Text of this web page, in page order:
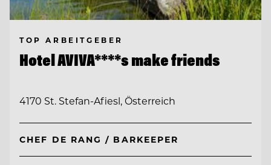
TOP ARBEITGEBER
Hotel AVIVA****s make friends
4170 St. Stefan-Afiesl, Österreich
CHEF DE RANG / BARKEEPER